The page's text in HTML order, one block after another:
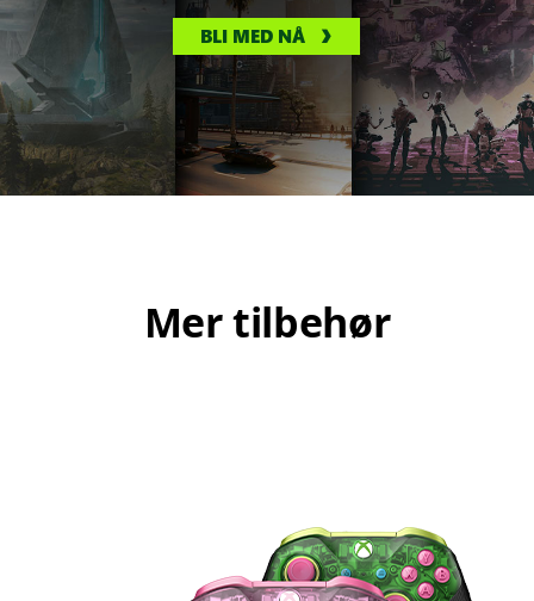
BLI MED NÅ
Mer tilbehør